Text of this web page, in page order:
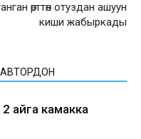
өрттөн отуздан ашуун
киши жабыркады
айга камакка